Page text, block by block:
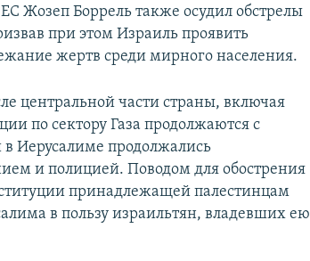
Жозеп Боррель также осудил обстрелы
при этом Израиль проявить
жертв среди мирного населения.
центральной части страны, включая
по сектору Газа продолжаются с
в Иерусалиме продолжались
и полицией. Поводом для обострения
принадлежащей палестинцам
в пользу израильтян, владевших ею